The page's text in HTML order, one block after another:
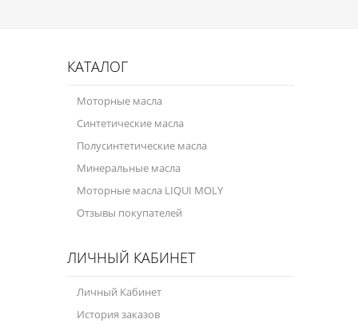
КАТАЛОГ
Моторные масла
Синтетические масла
Полусинтетические масла
Минеральные масла
Моторные масла LIQUI MOLY
Отзывы покупателей
ЛИЧНЫЙ КАБИНЕТ
Личный Кабинет
История заказов